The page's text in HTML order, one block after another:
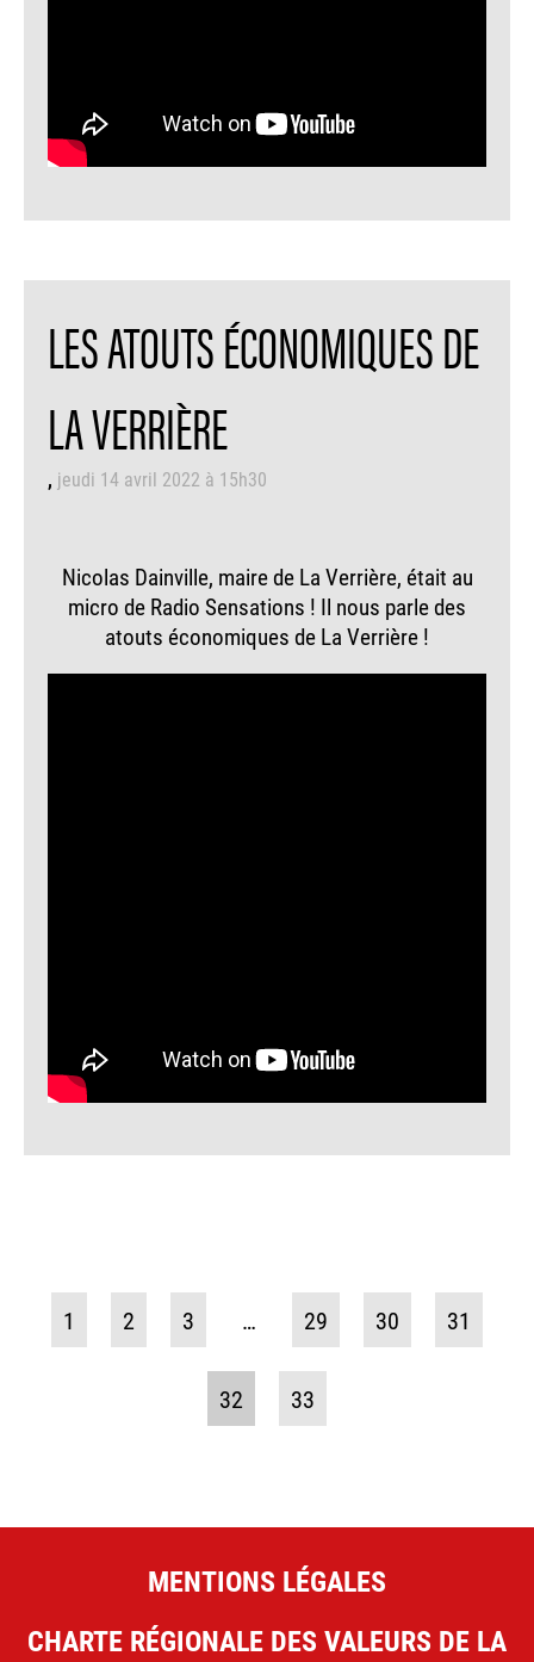
LES ATOUTS ÉCONOMIQUES DE
LA VERRIÈRE
jeudi 14 avril 2022 à 15h30
Nicolas Dainville, maire de La Verrière, était au
micro de Radio Sensations ! Il nous parle des
atouts économiques de La Verrière !
1 2 3 … 29 30 31
32 33
MENTIONS LÉGALES
CHARTE RÉGIONALE DES VALEURS DE LA